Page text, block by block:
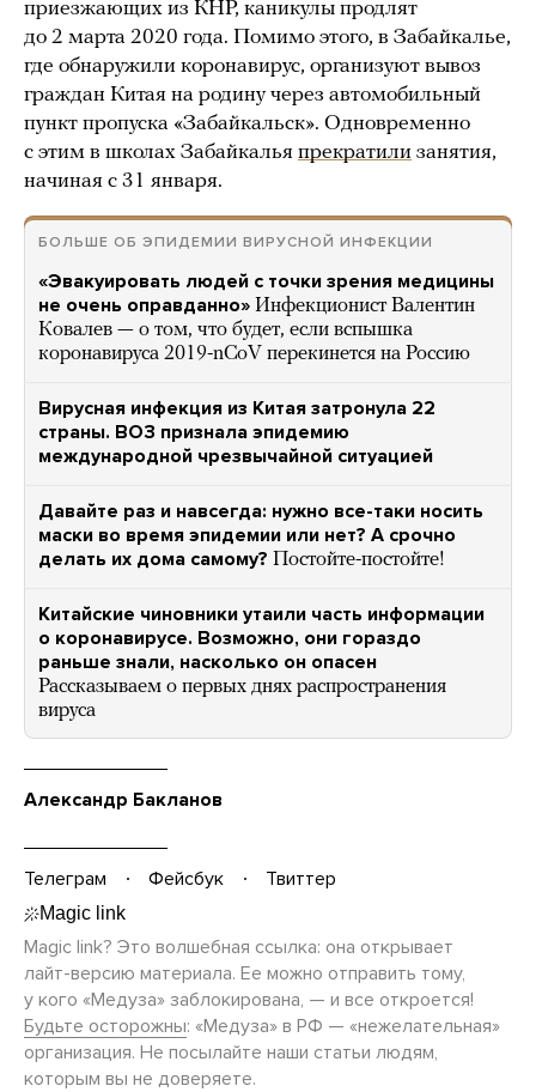
приезжающих из КНР, каникулы продлят
до 2 марта 2020 года. Помимо этого, в Забайкалье,
где обнаружили коронавирус, организуют вывоз
граждан Китая на родину через автомобильный
пункт пропуска «Забайкальск». Одновременно
с этим в школах Забайкалья прекратили занятия,
начиная с 31 января.
БОЛЬШЕ ОБ ЭПИДЕМИИ ВИРУСНОЙ ИНФЕКЦИИ
«Эвакуировать людей с точки зрения медицины
не очень оправданно» Инфекционист Валентин
Ковалев — о том, что будет, если вспышка
коронавируса 2019-nCoV перекинется на Россию
Вирусная инфекция из Китая затронула 22
страны. ВОЗ признала эпидемию
международной чрезвычайной ситуацией
Давайте раз и навсегда: нужно все-таки носить
маски во время эпидемии или нет? А срочно
делать их дома самому? Постойте-постойте!
Китайские чиновники утаили часть информации
о коронавирусе. Возможно, они гораздо
раньше знали, насколько он опасен
Рассказываем о первых днях распространения
вируса
Александр Бакланов
Телеграм Фейсбук Твиттер
Magic link? Это волшебная ссылка: она открывает
лайт-версию материала. Ее можно отправить тому,
у кого «Медуза» заблокирована, — и все откроется!
Будьте осторожны: «Медуза» в РФ — «нежелательная»
организация. Не посылайте наши статьи людям,
которым вы не доверяете.